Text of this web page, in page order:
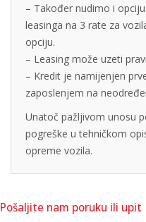
– Također nudimo i opciju
leasinga na 3 rate za
opciju.
– Leasing može uzeti
– Kredit je namijenjen
zaposlenjem na
Unatoč pažljivom unosu
pogreške u tehničkom
opreme vozila.
Pošaljite nam poruku ili upit